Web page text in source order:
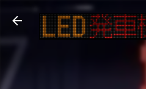
スキップしてメイン